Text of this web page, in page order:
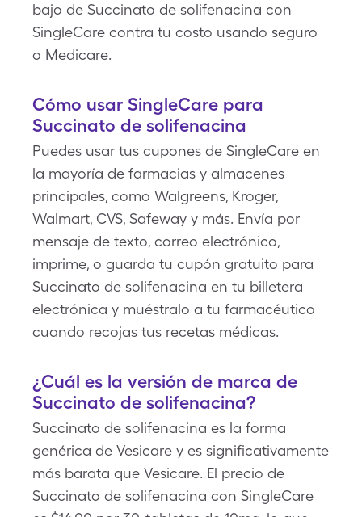
bajo de Succinato de solifenacina con
SingleCare contra tu costo usando seguro
o Medicare.
Cómo usar SingleCare para
Succinato de solifenacina
Puedes usar tus cupones de SingleCare en
la mayoría de farmacias y almacenes
principales, como Walgreens, Kroger,
Walmart, CVS, Safeway y más. Envía por
mensaje de texto, correo electrónico,
imprime, o guarda tu cupón gratuito para
Succinato de solifenacina en tu billetera
electrónica y muéstralo a tu farmacéutico
cuando recojas tus recetas médicas.
¿Cuál es la versión de marca de
Succinato de solifenacina?
Succinato de solifenacina es la forma
genérica de Vesicare y es significativamente
más barata que Vesicare. El precio de
Succinato de solifenacina con SingleCare